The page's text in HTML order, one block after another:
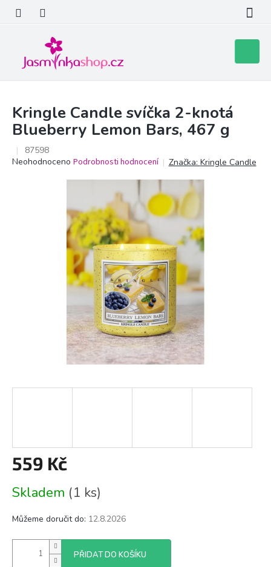
obsah
košík
Kringle Candle svíčka 2-knotá
Blueberry Lemon Bars, 467 g
87598
Průměrné
Neohodnoceno Podrobnosti hodnocení Značka: Kringle Candle
559 Kč
cena:
Skladem (1 ks)
Můžeme doručit do: 12.8.2026
PŘIDAT DO KOŠÍKU